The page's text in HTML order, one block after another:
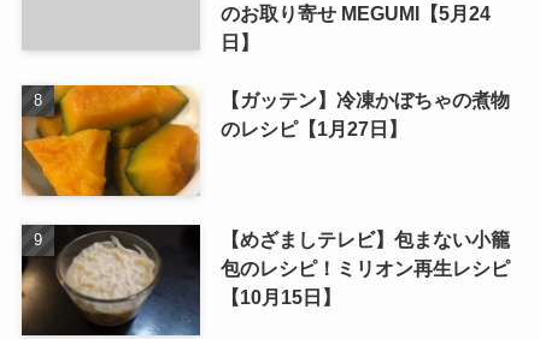
のお取り寄せ MEGUMI【5月24
日】
【ガッテン】冷凍かぼちゃの煮物
のレシピ【1月27日】
【めざましテレビ】包まない小籠
包のレシピ！ミリオン再生レシピ
【10月15日】